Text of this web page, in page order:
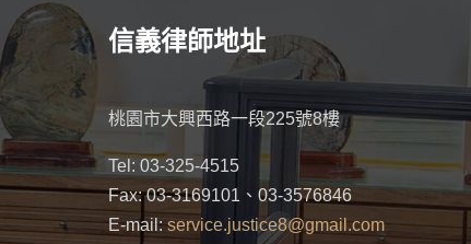
信義律師地址
桃園市大興西路一段225號8樓
Tel: 03-325-4515
Fax: 03-3169101、03-3576846
E-mail:service.justice8@gmail.com